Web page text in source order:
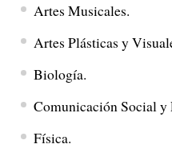
Artes Musicales.
Artes Plásticas y
Biología.
Comunicación Social y
Física.